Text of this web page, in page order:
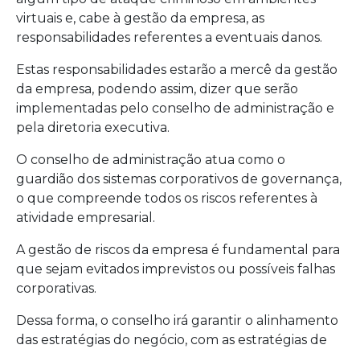
virtuais e, cabe à gestão da empresa, as
responsabilidades referentes a eventuais danos.
Estas responsabilidades estarão a mercê da gestão
da empresa, podendo assim, dizer que serão
implementadas pelo conselho de administração e
pela diretoria executiva.
O conselho de administração atua como o
guardião dos sistemas corporativos de governança,
o que compreende todos os riscos referentes à
atividade empresarial.
A gestão de riscos da empresa é fundamental para
que sejam evitados imprevistos ou possíveis falhas
corporativas.
Dessa forma, o conselho irá garantir o alinhamento
das estratégias do negócio, com as estratégias de